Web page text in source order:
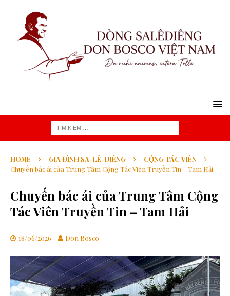
HOME GIA ĐÌNH SA-LÊ-DIÊNG
CỘNG TÁC VIÊN
Chuyến bác ái của Trung Tâm Cộng Tác Viên Truyền Tin – Tam Hải
Chuyến bác ái của Trung Tâm Cộng
Tác Viên Truyền Tin – Tam Hải
18/06/2026 Don Bosco